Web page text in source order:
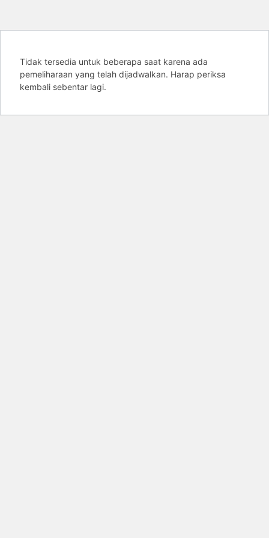
Tidak tersedia untuk beberapa saat karena ada
pemeliharaan yang telah dijadwalkan. Harap periksa
kembali sebentar lagi.